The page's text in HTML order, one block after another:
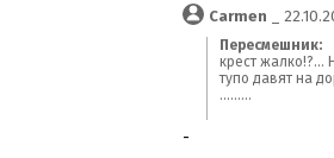
Carmen _
Пересмешник:
крест жалко!?...
тупо давят на
.........
-